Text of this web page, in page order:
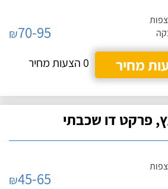
₪70-95
מחיר
0 הצעות מחיר
פרקט דו שכבתי
₪45-65